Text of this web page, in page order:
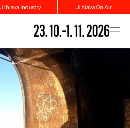
Ji.hlava Industry Ji.hlava On Air
23. 10.–1. 11. 2026